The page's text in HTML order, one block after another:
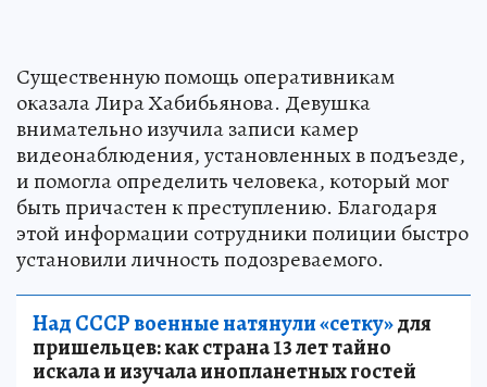
Существенную помощь оперативникам
оказала Лира Хабибьянова. Девушка
внимательно изучила записи камер
видеонаблюдения, установленных в подъезде,
и помогла определить человека, который мог
быть причастен к преступлению. Благодаря
этой информации сотрудники полиции быстро
установили личность подозреваемого.
Над СССР военные натянули «сетку»для
пришельцев: как страна 13 лет тайно
искала и изучала инопланетных гостей